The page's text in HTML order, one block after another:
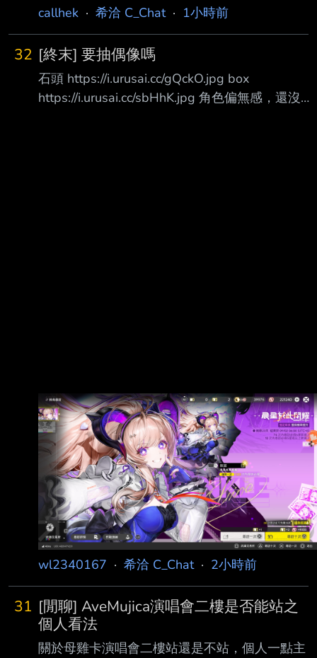
突然換掉會暴動嗎？ 陶比是拍完三部曲加上再
的因素，要跟漫 威合作加上票房變差才卸任，
那荷蘭弟現在則是因為他演太久想要換掉。 如
果說下一代蜘蛛人是，邁爾斯出任讓荷蘭弟帶他
就算了，結果是直接換一個新的人演彼 得帕
callhek · 希洽 C_Chat· 1小時前
32 [終末] 要抽偶像嗎
石頭 https://i.urusai.cc/gQckO.jpg box
https://i.urusai.cc/sbHhK.jpg 角色偏無感，還沒看
wl2340167 · 希洽 C_Chat· 2小時前
31 [閒聊] AveMujica演唱會二樓是否能站之
個人看法
關於母雞卡演唱會二樓站還是不站，個人一點主